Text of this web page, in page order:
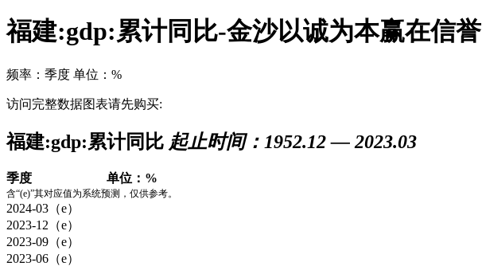
福建:gdp:累计同比-金沙以诚为本赢在信誉
频率：季度 单位：%
访问完整数据图表请先购买:
福建:gdp:累计同比 起止时间：1952.12 — 2023.03
季度 单位：%
含“(e)”其对应值为系统预测，仅供参考。
2024-03（e）
2023-12（e）
2023-09（e）
2023-06（e）